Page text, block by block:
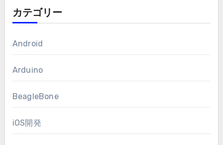
カテゴリー
Android
Arduino
BeagleBone
iOS開発